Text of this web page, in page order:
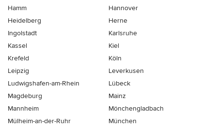
Hamm
Hannover
Heidelberg
Herne
Ingolstadt
Karlsruhe
Kassel
Kiel
Krefeld
Köln
Leipzig
Leverkusen
Ludwigshafen-am-Rhein
Lübeck
Magdeburg
Mainz
Mannheim
Mönchen­gladbach
Mülheim-an-der-Ruhr
München